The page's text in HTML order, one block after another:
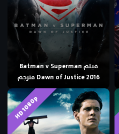
فيلم Batman v Superman
Dawn of Justice 2016 مترجم
HD 1080p